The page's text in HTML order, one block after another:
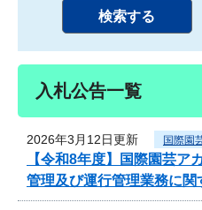
入札公告一覧
2026年3月12日更新 国際園
【令和8年度】国際園芸ア
管理及び運行管理業務に